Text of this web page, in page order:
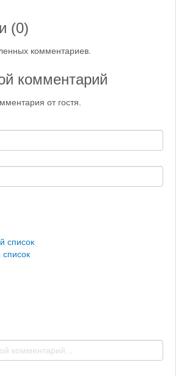
(0)
комментариев.
комментарий
от гостя.
список